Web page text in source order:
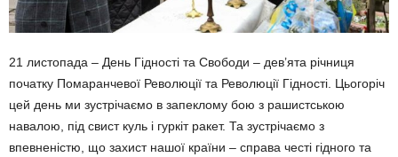
21 листопада – День Гідності та Свободи – дев’ята річниця
початку Пома­ранчевої Революції та Революції Гідності. Цьогоріч
цей день ми зустрічаємо в запеклому бою з рашистською
навалою, під свист куль і гуркіт ракет. Та зустрічаємо з
впевненістю, що захист нашої країни – справа честі гід­ного та